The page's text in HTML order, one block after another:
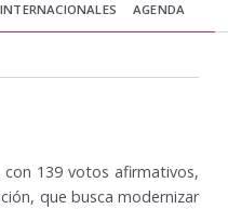
AGENDA
139 votos afirmativos,
que busca modernizar